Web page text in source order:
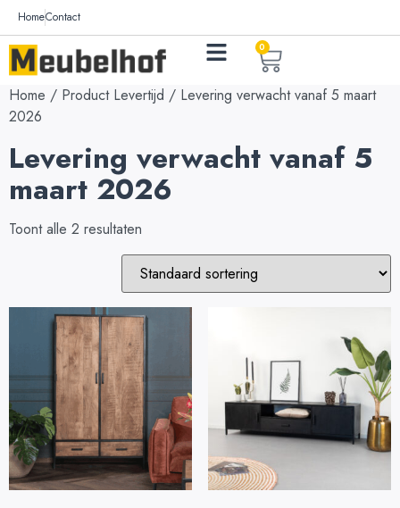
HomeContact
0
Home / Product Levertijd / Levering verwacht vanaf 5 maart
2026
Levering verwacht vanaf 5
maart 2026
Toont alle 2 resultaten